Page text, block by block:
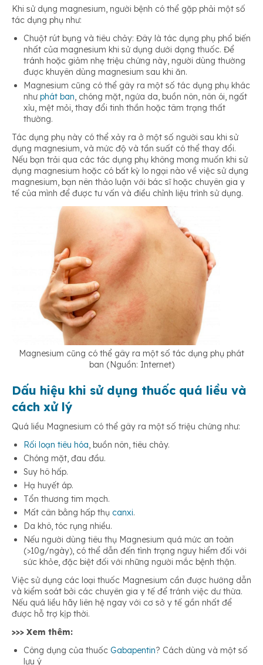
Khi sử dụng magnesium, người bệnh có thể gặp phải một số
tác dụng phụ như:
Chuột rút bụng và tiêu chảy: Đây là tác dụng phụ phổ biến
nhất của magnesium khi sử dụng dưới dạng thuốc. Để
tránh hoặc giảm nhẹ triệu chứng này, người dùng thường
được khuyên dùng magnesium sau khi ăn.
Magnesium cũng có thể gây ra một số tác dụng phụ khác
nhưphát ban , chóng mặt, ngứa da, buồn nôn, nôn ói, ngất
xỉu, mệt mỏi, thay đổi tinh thần hoặc tâm trạng thất
thường.
Tác dụng phụ này có thể xảy ra ở một số người sau khi sử
dụng magnesium, và mức độ và tần suất có thể thay đổi.
Nếu bạn trải qua các tác dụng phụ không mong muốn khi sử
dụng magnesium hoặc có bất kỳ lo ngại nào về việc sử dụng
magnesium, bạn nên thảo luận với bác sĩ hoặc chuyên gia y
tế của mình để được tư vấn và điều chỉnh liệu trình sử dụng.
Magnesium cũng có thể gây ra một số tác dụng phụ phát
ban (Nguồn: Internet)
Dấu hiệu khi sử dụng thuốc quá liều và
cách xử lý
Quá liều Magnesium có thể gây ra một số triệu chứng như:
Rối loạn tiêu hóa, buồn nôn, tiêu chảy.
Chóng mặt, đau đầu.
Suy hô hấp.
Hạ huyết áp.
Tổn thương tim mạch.
Mất cân bằng hấp thụ canxi.
Da khô, tóc rụng nhiều.
Nếu người dùng tiêu thụ Magnesium quá mức an toàn
(>10g/ngày), có thể dẫn đến tình trạng nguy hiểm đối với
sức khỏe, đặc biệt đối với những người mắc bệnh thận.
Việc sử dụng các loại thuốc Magnesium cần được hướng dẫn
và kiểm soát bởi các chuyên gia y tế để tránh việc dư thừa.
Nếu quá liều hãy liên hệ ngay với cơ sở y tế gần nhất để
được hỗ trợ kịp thời.
>>> Xem thêm:
Công dụng của thuốc Gabapentin? Cách dùng và một số
lưu ý